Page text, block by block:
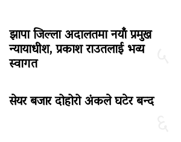
झापा जिल्ला अदालतमा नयाँ प्रमुख
न्यायाधीश, प्रकाश राउतलाई भव्य
स्वागत
सेयर बजार दोहोरो अंकले घटेर बन्द